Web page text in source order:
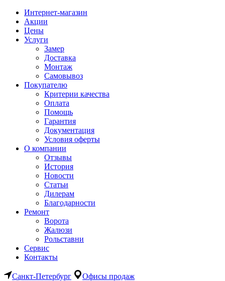
Интернет-магазин
Акции
Цены
Услуги
Замер
Доставка
Монтаж
Самовывоз
Покупателю
Критерии качества
Оплата
Помощь
Гарантия
Документация
Условия оферты
О компании
Отзывы
История
Новости
Статьи
Дилерам
Благодарности
Ремонт
Ворота
Жалюзи
Рольставни
Сервис
Контакты
Санкт-Петербург Офисы продаж